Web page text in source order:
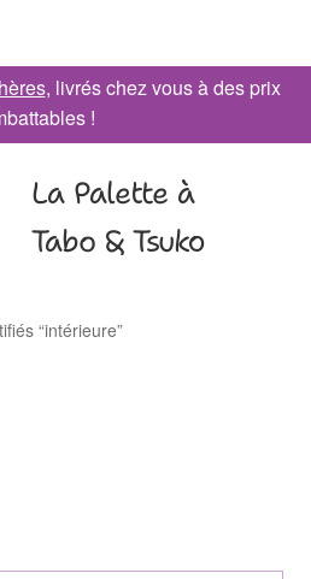
, livrés chez vous à des prix
!
La Palette à
Tabo & Tsuko
“intérieure”